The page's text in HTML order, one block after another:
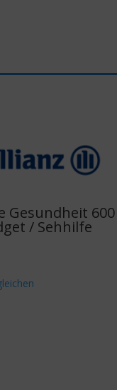
Gesundheit 600
/ Sehhilfe